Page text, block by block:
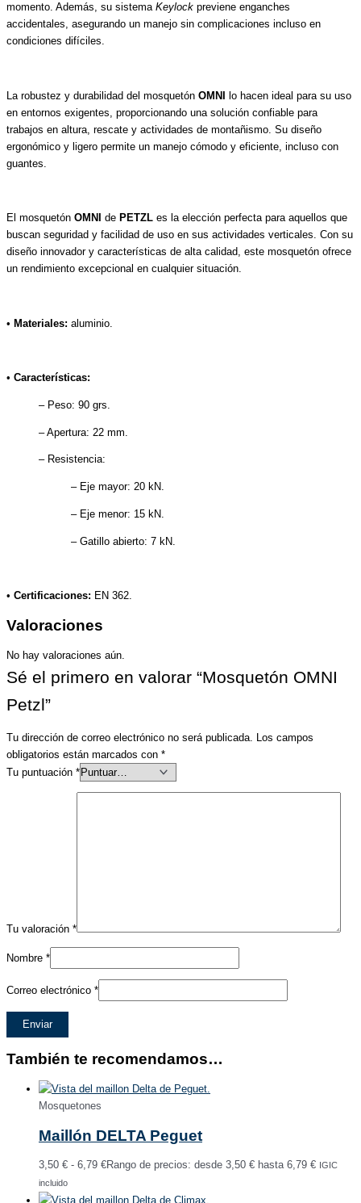
momento. Además, su sistema Keylock previene enganches
accidentales, asegurando un manejo sin complicaciones incluso en
condiciones difíciles.
La robustez y durabilidad del mosquetón OMNI lo hacen ideal para su uso
en entornos exigentes, proporcionando una solución confiable para
trabajos en altura, rescate y actividades de montañismo. Su diseño
ergonómico y ligero permite un manejo cómodo y eficiente, incluso con
guantes.
El mosquetón OMNI de PETZL es la elección perfecta para aquellos que
buscan seguridad y facilidad de uso en sus actividades verticales. Con su
diseño innovador y características de alta calidad, este mosquetón ofrece
un rendimiento excepcional en cualquier situación.
• Materiales: aluminio.
• Características:
– Peso: 90 grs.
– Apertura: 22 mm.
– Resistencia:
– Eje mayor: 20 kN.
– Eje menor: 15 kN.
– Gatillo abierto: 7 kN.
• Certificaciones: EN 362.
Valoraciones
No hay valoraciones aún.
Sé el primero en valorar “Mosquetón OMNI
Petzl”
Tu dirección de correo electrónico no será publicada.
Los campos
obligatorios están marcados con *
Tu puntuación *
Tu valoración *
Nombre *
Correo electrónico *
También te recomendamos…
Mosquetones
Maillón DELTA Peguet
3,50 € - 6,79 €Rango de precios: desde 3,50 € hasta 6,79 € IGIC
incluido